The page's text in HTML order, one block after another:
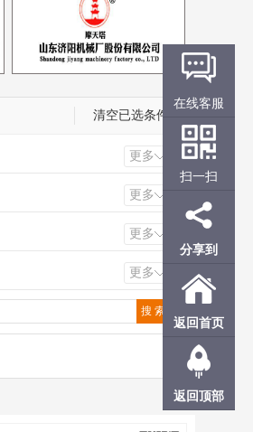
清空已选条件
更多
更多
更多
更多
在线客服
扫一扫
分享到
返回首页
返回顶部